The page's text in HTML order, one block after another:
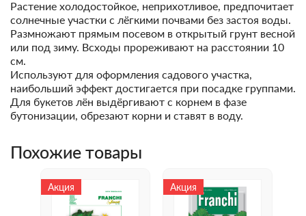
Растение холодостойкое, неприхотливое, предпочитает
солнечные участки с лёгкими почвами без застоя воды.
Размножают прямым посевом в открытый грунт весной
или под зиму. Всходы прореживают на расстоянии 10
см.
Используют для оформления садового участка,
наибольший эффект достигается при посадке группами.
Для букетов лён выдёргивают с корнем в фазе
бутонизации, обрезают корни и ставят в воду.
Похожие товары
Акция Акция